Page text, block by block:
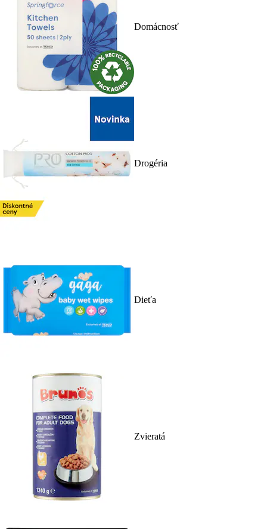
Domácnosť
Drogéria
Dieťa
Zvieratá